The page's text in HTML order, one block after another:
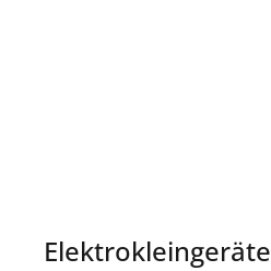
Elektrokleingeräte